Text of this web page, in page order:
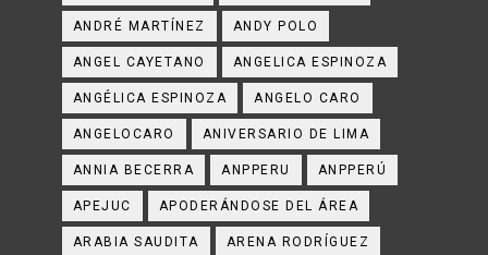
ANDRÉ MARTÍNEZ ANDY POLO
ANGEL CAYETANO ANGELICA ESPINOZA
ANGÉLICA ESPINOZA ANGELO CARO
ANGELOCARO ANIVERSARIO DE LIMA
ANNIA BECERRA ANPPERU ANPPERÚ
APEJUC APODERÁNDOSE DEL ÁREA
ARABIA SAUDITA ARENA RODRÍGUEZ